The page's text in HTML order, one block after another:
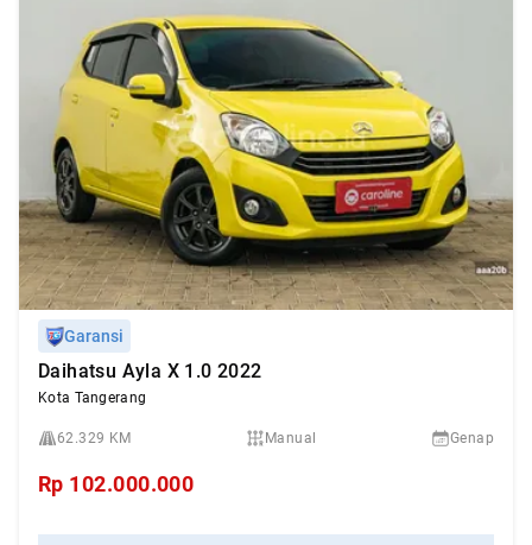
Garansi
Daihatsu Ayla X 1.0 2022
Kota Tangerang
62.329 KM Manual Genap
Rp 102.000.000